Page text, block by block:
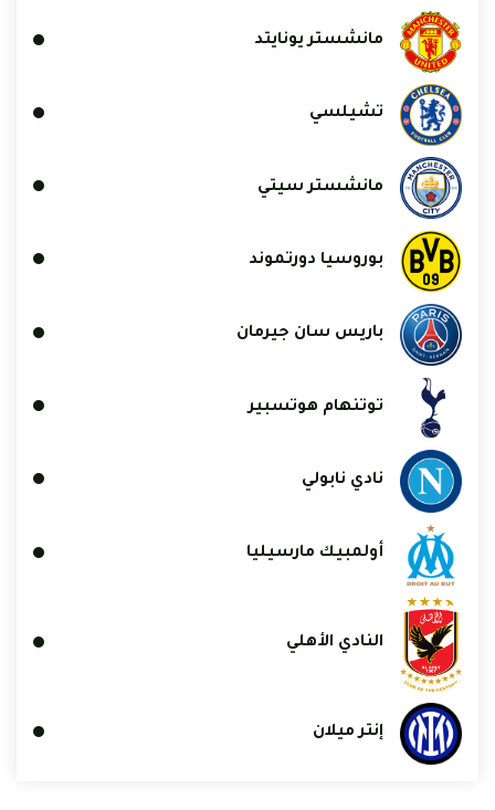
مانشستر يونايتد
تشيلسي
مانشستر سيتي
بوروسيا دورتموند
باريس سان جيرمان
توتنهام هوتسبير
نادي نابولي
أولمبيك مارسيليا
النادي الأهلي
إنتر ميلان